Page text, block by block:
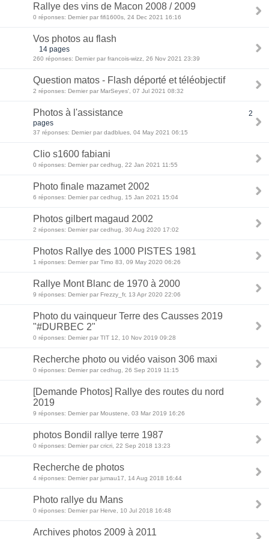
Rallye des vins de Macon 2008 / 2009
0 réponses: Dernier par fifi1600s, 24 Dec 2021 16:16
Vos photos au flash
14 pages
260 réponses: Dernier par francois-wizz, 26 Nov 2021 23:39
Question matos - Flash déporté et téléobjectif
2 réponses: Dernier par MarSeyes', 07 Jul 2021 08:32
Photos à l'assistance
2
pages
37 réponses: Dernier par dadblues, 04 May 2021 06:15
Clio s1600 fabiani
0 réponses: Dernier par cedhug, 22 Jan 2021 11:55
Photo finale mazamet 2002
6 réponses: Dernier par cedhug, 15 Jan 2021 15:04
Photos gilbert magaud 2002
2 réponses: Dernier par cedhug, 30 Aug 2020 17:02
Photos Rallye des 1000 PISTES 1981
1 réponses: Dernier par Timo 83, 09 May 2020 06:26
Rallye Mont Blanc de 1970 à 2000
9 réponses: Dernier par Frezzy_fr, 13 Apr 2020 22:06
Photo du vainqueur Terre des Causses 2019
"#DURBEC 2"
0 réponses: Dernier par TIT 12, 10 Nov 2019 09:28
Recherche photo ou vidéo vaison 306 maxi
0 réponses: Dernier par cedhug, 26 Sep 2019 11:15
[Demande Photos] Rallye des routes du nord
2019
9 réponses: Dernier par Moustene, 03 Mar 2019 16:26
photos Bondil rallye terre 1987
0 réponses: Dernier par cricri, 22 Sep 2018 13:23
Recherche de photos
4 réponses: Dernier par jumau17, 14 Aug 2018 16:44
Photo rallye du Mans
0 réponses: Dernier par Herve, 10 Jul 2018 16:48
Archives photos 2009 à 2011